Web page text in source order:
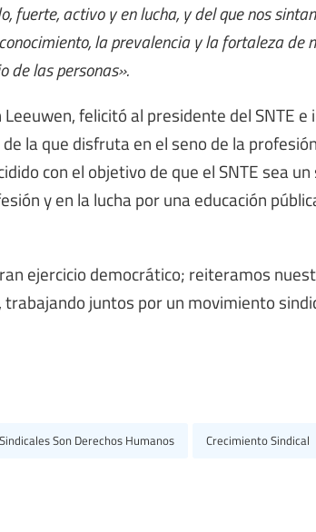
fuerte, activo y en lucha, y del que nos
la prevalencia y la fortaleza de
de las personas».
felicitó al presidente del SNTE e
la que disfruta en el seno de la
con el objetivo de que el SNTE sea
y en la lucha por una educación
ejercicio democrático; reiteramos
juntos por un movimiento
Son Derechos Humanos Crecimiento Sindical